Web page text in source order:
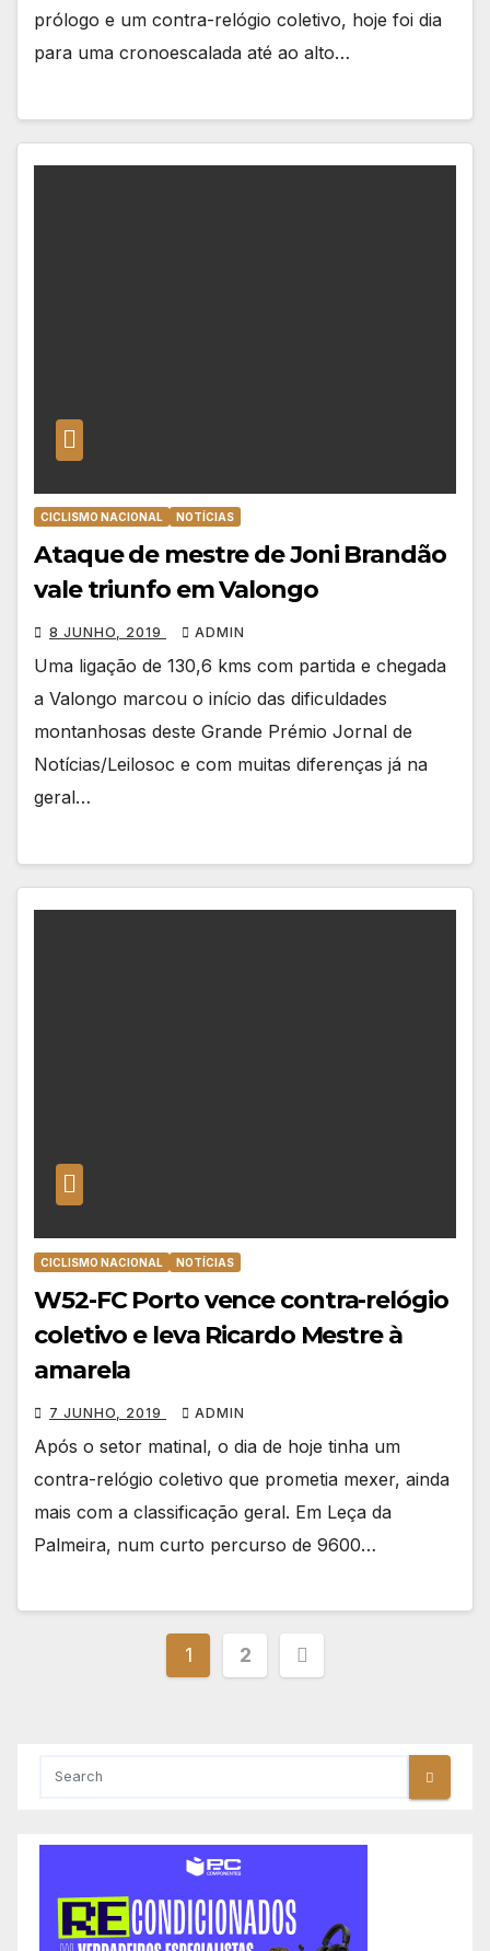
prólogo e um contra-relógio coletivo, hoje foi dia
para uma cronoescalada até ao alto…
CICLISMO NACIONAL NOTÍCIAS
Ataque de mestre de Joni Brandão
vale triunfo em Valongo
8 JUNHO, 2019 ADMIN
Uma ligação de 130,6 kms com partida e chegada
a Valongo marcou o início das dificuldades
montanhosas deste Grande Prémio Jornal de
Notícias/Leilosoc e com muitas diferenças já na
geral…
CICLISMO NACIONAL NOTÍCIAS
W52-FC Porto vence contra-relógio
coletivo e leva Ricardo Mestre à
amarela
7 JUNHO, 2019 ADMIN
Após o setor matinal, o dia de hoje tinha um
contra-relógio coletivo que prometia mexer, ainda
mais com a classificação geral. Em Leça da
Palmeira, num curto percurso de 9600…
Paginação
1 2